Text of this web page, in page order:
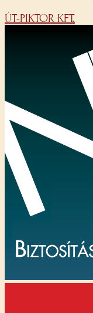
ÚT-PIKTOR KFT.